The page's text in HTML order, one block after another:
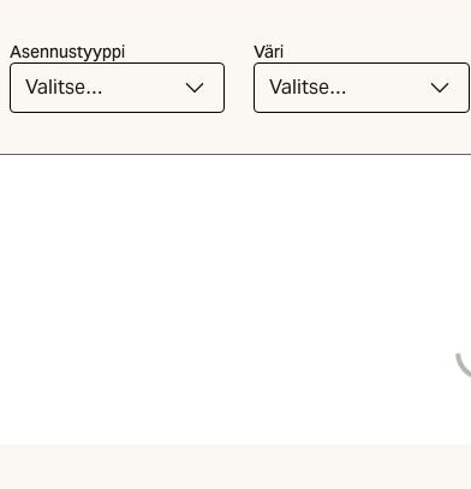
Asennustyyppi
Valitse
luettelosta
Väri
Valitse
luettelosta